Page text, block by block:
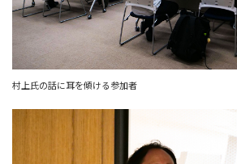
村上氏の話に耳を傾ける参加者